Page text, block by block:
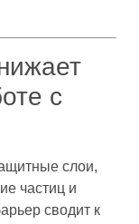
с
слои,
частиц и
сводит к